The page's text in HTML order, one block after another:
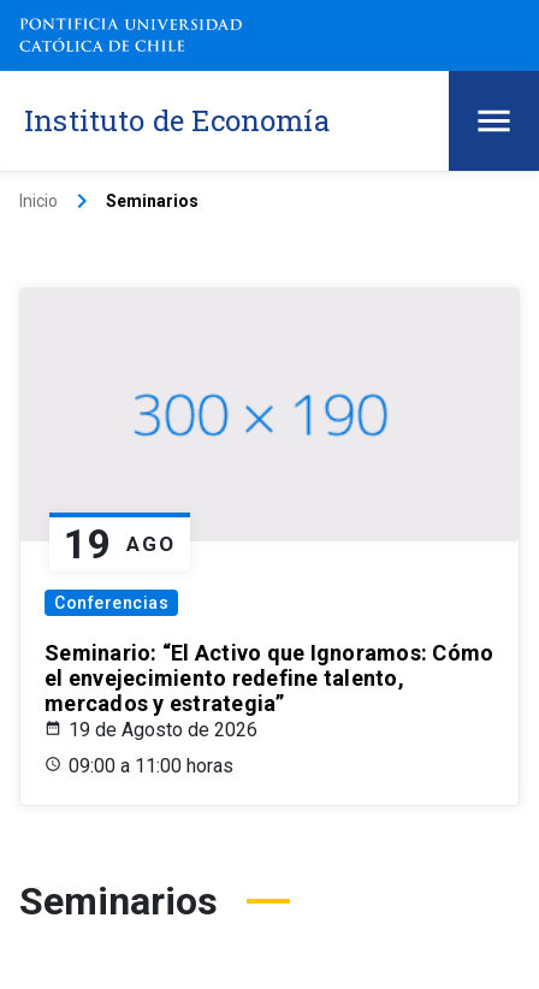
Instituto de Economía
Inicio keyboard_arrow_right Seminarios
19 AGO
Conferencias
Seminario: “El Activo que Ignoramos: Cómo
el envejecimiento redefine talento,
mercados y estrategia”
19 de Agosto de 2026
09:00 a 11:00 horas
Seminarios